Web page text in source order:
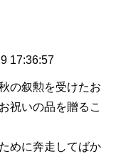
17:36:57
の叙勲を受けたお
祝いの品を贈るこ
めに奔走してばか